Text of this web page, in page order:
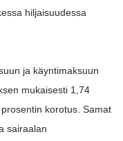
hiljaisuudessa
ja käyntimaksuun
mukaisesti 1,74
korotus. Samat
sairaalan